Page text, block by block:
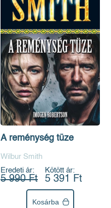
A reménység tüze
Wilbur Smith
Eredeti ár:
5 990 Ft
Kötött ár:
5 391 Ft
Kosárba